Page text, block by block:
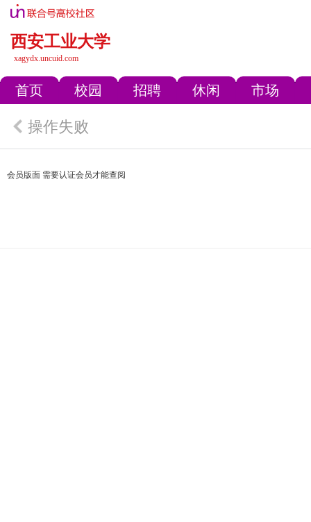
西安工业大学
xagydx.uncuid.com
首页 校园 招聘 休闲 市场
操作失败
会员版面 需要认证会员才能查阅